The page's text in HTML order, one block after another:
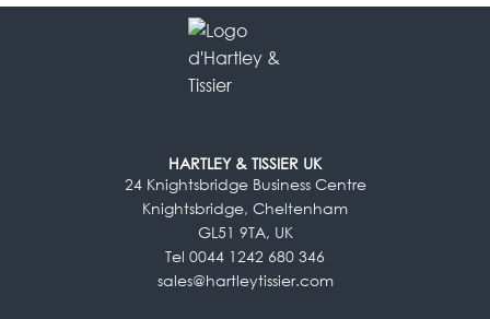
HARTLEY & TISSIER UK
24 Knightsbridge Business Centre
Knightsbridge, Cheltenham
GL51 9TA, UK
Tel 0044 1242 680 346
sales@hartleytissier.com